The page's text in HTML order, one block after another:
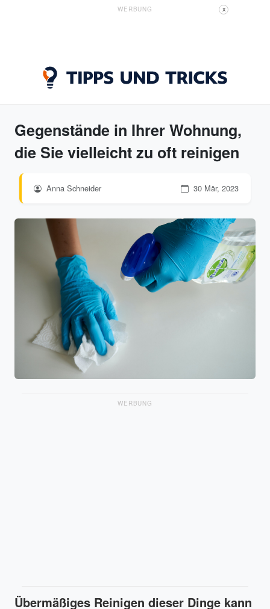
WERBUNG X
Gegenstände in Ihrer Wohnung,
die Sie vielleicht zu oft reinigen
Anna Schneider 30 Mär, 2023
WERBUNG
Übermäßiges Reinigen dieser Dinge kann